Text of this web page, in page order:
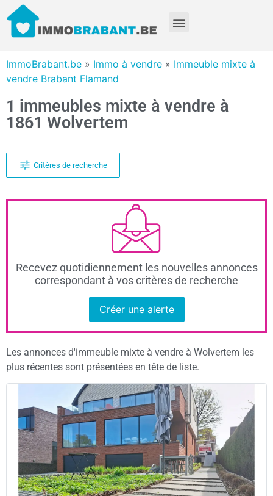
ImmoBrabant.be » Immo à vendre » Immeuble mixte à
vendre Brabant Flamand
1 immeubles mixte à vendre à
1861 Wolvertem
Critères de recherche
Recevez quotidiennement les nouvelles annonces
correspondant à vos critères de recherche
Créer une alerte
Les annonces d'immeuble mixte à vendre à Wolvertem les
plus récentes sont présentées en tête de liste.